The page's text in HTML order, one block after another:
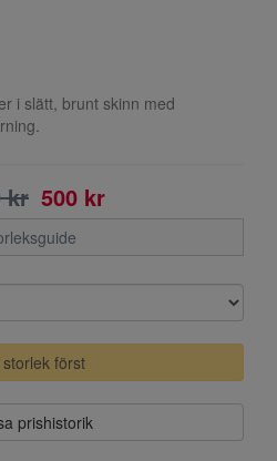
i slätt, brunt skinn med
kr 500 kr
först
prishistorik